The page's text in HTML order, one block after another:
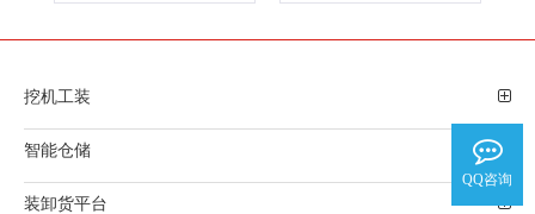
挖机工装
智能仓储
装卸货平台
QQ咨询